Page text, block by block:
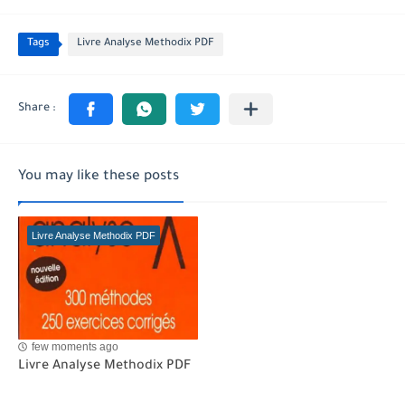
Tags Livre Analyse Methodix PDF
You may like these posts
Livre Analyse Methodix PDF
few moments ago
Livre Analyse Methodix PDF